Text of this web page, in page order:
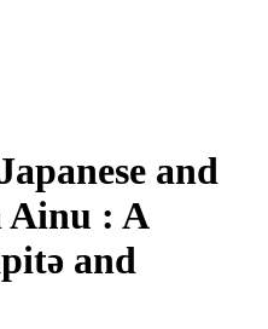
and
Ainu : A
and